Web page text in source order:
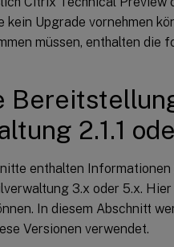
kein Upgrade vornehmen
müssen, enthalten die
2.1.1
enthalten Informationen
3.x oder 5.x.
In diesem Abschnitt
Versionen verwendet.